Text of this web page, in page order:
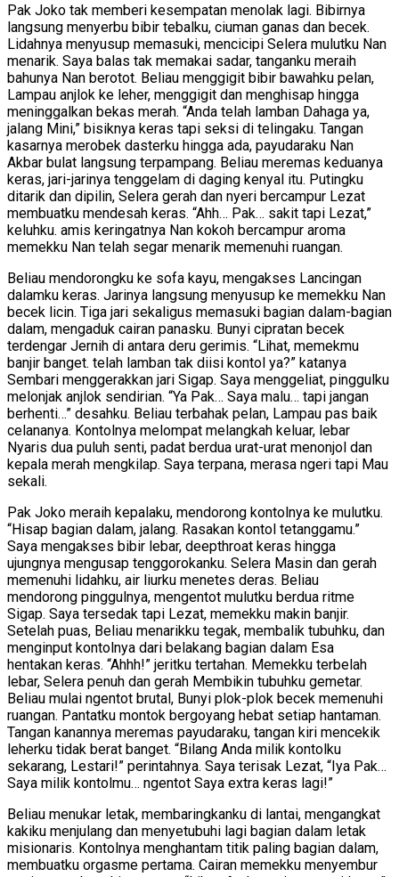
Pak Joko tak memberi kesempatan menolak lagi. Bibirnya
langsung menyerbu bibir tebalku, ciuman ganas dan becek.
Lidahnya menyusup memasuki, mencicipi Selera mulutku Nan
menarik. Saya balas tak memakai sadar, tanganku meraih
bahunya Nan berotot. Beliau menggigit bibir bawahku pelan,
Lampau anjlok ke leher, menggigit dan menghisap hingga
meninggalkan bekas merah. “Anda telah lamban Dahaga ya,
jalang Mini,” bisiknya keras tapi seksi di telingaku. Tangan
kasarnya merobek dasterku hingga ada, payudaraku Nan
Akbar bulat langsung terpampang. Beliau meremas keduanya
keras, jari-jarinya tenggelam di daging kenyal itu. Putingku
ditarik dan dipilin, Selera gerah dan nyeri bercampur Lezat
membuatku mendesah keras. “Ahh… Pak… sakit tapi Lezat,”
keluhku. amis keringatnya Nan kokoh bercampur aroma
memekku Nan telah segar menarik memenuhi ruangan.
Beliau mendorongku ke sofa kayu, mengakses Lancingan
dalamku keras. Jarinya langsung menyusup ke memekku Nan
becek licin. Tiga jari sekaligus memasuki bagian dalam-bagian
dalam, mengaduk cairan panasku. Bunyi cipratan becek
terdengar Jernih di antara deru gerimis. “Lihat, memekmu
banjir banget. telah lamban tak diisi kontol ya?” katanya
Sembari menggerakkan jari Sigap. Saya menggeliat, pinggulku
melonjak anjlok sendirian. “Ya Pak… Saya malu… tapi jangan
berhenti…” desahku. Beliau terbahak pelan, Lampau pas baik
celananya. Kontolnya melompat melangkah keluar, lebar
Nyaris dua puluh senti, padat berdua urat-urat menonjol dan
kepala merah mengkilap. Saya terpana, merasa ngeri tapi Mau
sekali.
Pak Joko meraih kepalaku, mendorong kontolnya ke mulutku.
“Hisap bagian dalam, jalang. Rasakan kontol tetanggamu.”
Saya mengakses bibir lebar, deepthroat keras hingga
ujungnya mengusap tenggorokanku. Selera Masin dan gerah
memenuhi lidahku, air liurku menetes deras. Beliau
mendorong pinggulnya, mengentot mulutku berdua ritme
Sigap. Saya tersedak tapi Lezat, memekku makin banjir.
Setelah puas, Beliau menarikku tegak, membalik tubuhku, dan
menginput kontolnya dari belakang bagian dalam Esa
hentakan keras. “Ahhh!” jeritku tertahan. Memekku terbelah
lebar, Selera penuh dan gerah Membikin tubuhku gemetar.
Beliau mulai ngentot brutal, Bunyi plok-plok becek memenuhi
ruangan. Pantatku montok bergoyang hebat setiap hantaman.
Tangan kanannya meremas payudaraku, tangan kiri mencekik
leherku tidak berat banget. “Bilang Anda milik kontolku
sekarang, Lestari!” perintahnya. Saya terisak Lezat, “Iya Pak…
Saya milik kontolmu… ngentot Saya extra keras lagi!”
Beliau menukar letak, membaringkanku di lantai, mengangkat
kakiku menjulang dan menyetubuhi lagi bagian dalam letak
misionaris. Kontolnya menghantam titik paling bagian dalam,
membuatku orgasme pertama. Cairan memekku menyembur